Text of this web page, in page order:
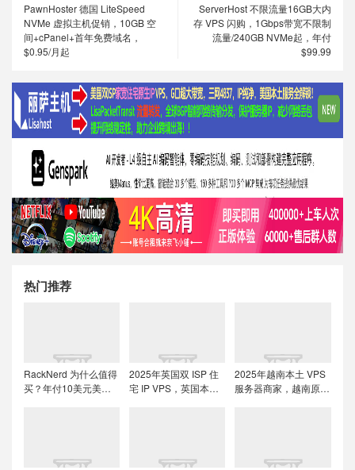
PawnHoster 德国 LiteSpeed
NVMe 虚拟主机促销，10GB 空
间+cPanel+首年免费域名，
$0.95/月起
ServerHost 不限流量16GB大内
存 VPS 闪购，1Gbps带宽不限制
流量/240GB NVMe起，年付
$99.99
热门推荐
RackNerd 为什么值得
买？年付10美元美国
2025年英国双 ISP 住
宅 IP VPS，英国本土
2025年越南本土 VPS
服务器商家，越南原生